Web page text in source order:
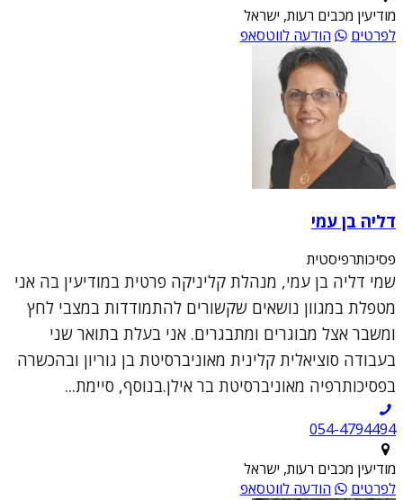
מודיעין מכבים רעות, ישראל
לפרטים
הודעה לווטסאפ
דליה בן עמי
פסיכותרפיסטית
שמי דליה בן עמי, מנהלת קליניקה פרטית במודיעין בה אני
מטפלת במגוון נושאים שקשורים להתמודדות במצבי לחץ
ומשבר אצל מבוגרים ומתבגרים. אני בעלת בתואר שני
בעבודה סוציאלית קלינית מאוניברסיטת בן גוריון ובהכשרה
בפסיכותרפיה מאוניברסיטת בר אילן.בנוסף, סיימת...
054-4794494
מודיעין מכבים רעות, ישראל
לפרטים
הודעה לווטסאפ